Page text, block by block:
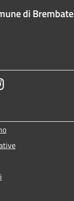
di Brembate
Instagram